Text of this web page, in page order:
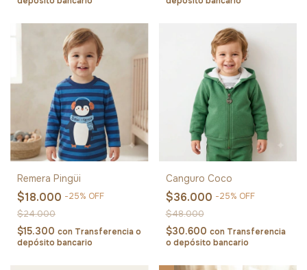
Remera Pingüi
$18.000 -25% OFF
$24.000
$15.300 con Transferencia o
depósito bancario
Canguro Coco
$36.000 -25% OFF
$48.000
$30.600 con Transferencia
o depósito bancario